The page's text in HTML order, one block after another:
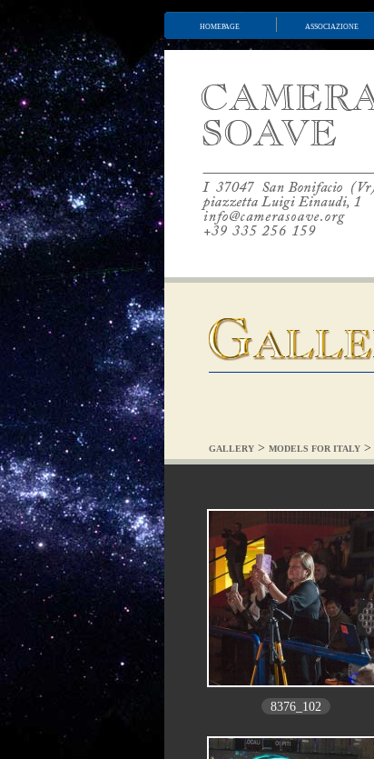
homepage associazione
GALLERY> MODELS FOR ITALY>
8376_102